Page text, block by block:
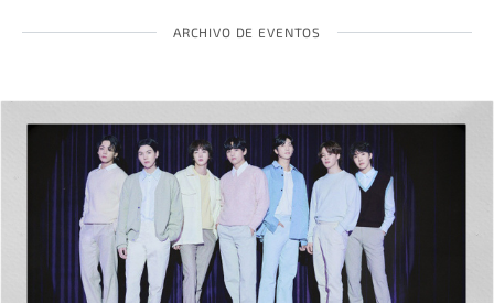
ARCHIVO DE EVENTOS